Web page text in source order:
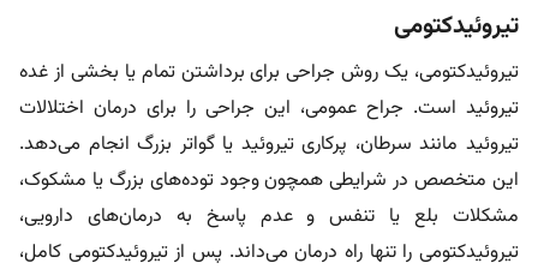
تیروئیدکتومی
تیروئیدکتومی، یک روش جراحی برای برداشتن تمام یا بخشی از غده
تیروئید است. جراح عمومی، این جراحی را برای درمان اختلالات
تیروئید مانند سرطان، پرکاری تیروئید یا گواتر بزرگ انجام می‌دهد.
این متخصص در شرایطی همچون وجود توده‌های بزرگ یا مشکوک،
مشکلات بلع یا تنفس و عدم پاسخ به درمان‌های دارویی،
تیروئیدکتومی را تنها راه درمان می‌داند. پس از تیروئیدکتومی کامل،